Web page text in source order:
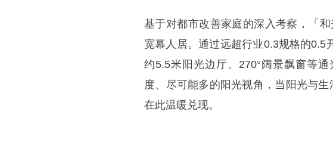
基于对都市改善家庭的深入考察，「和
宽幕人居。通过远超行业0.3规格的0.5
约5.5米阳光边厅、270°阔景飘窗等
度、尽可能多的阳光视角，当阳光与
在此温暖兑现。